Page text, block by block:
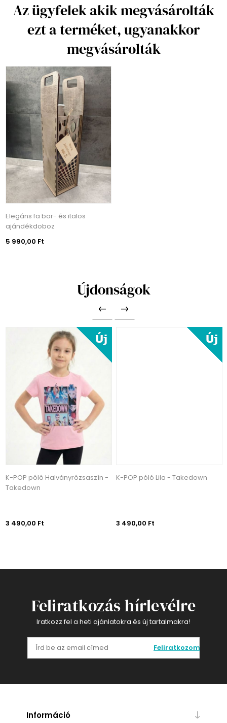
Az ügyfelek akik megvásárolták
ezt a terméket, ugyanakkor
megvásárolták
Elegáns fa bor- és italos
ajándékdoboz
5 990,00 Ft
Újdonságok
K-POP póló Halványrózsaszín -
Takedown
3 490,00 Ft
K-POP póló Lila - Takedown
3 490,00 Ft
Feliratkozás hírlevélre
Iratkozz fel a heti ajánlatokra és új tartalmakra!
Feliratkozom
Információ